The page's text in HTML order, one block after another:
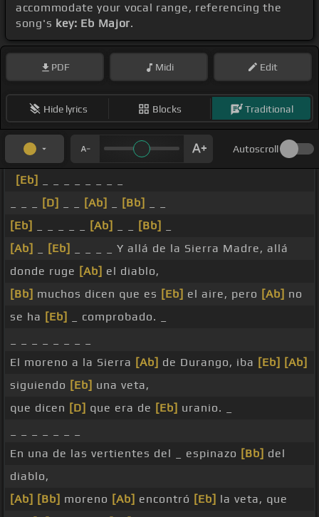
accommodate your vocal range, referencing the
song's key: Eb Major.
PDF Midi Edit
Hide lyrics Blocks Traditional
Autoscroll
[Eb]
[D] [Ab] [Bb]
[Eb]
[Ab] [Bb]
[Ab]
[Eb]
_ _ _ _ Y allá de la Sierra Madre, allá
donde ruge [Ab] el diablo,
[Bb] muchos dicen que es [Eb] el aire, pero [Ab] no
se ha [Eb]
_ comprobado. _
El moreno a la Sierra [Ab] de Durango, iba [Eb] [Ab]
siguiendo [Eb] una veta,
que dicen [D] que era de [Eb] uranio. _
En una de las vertientes del _ espinazo [Bb] del
diablo,
[Ab] [Bb] moreno [Ab] encontró [Eb] la veta, que